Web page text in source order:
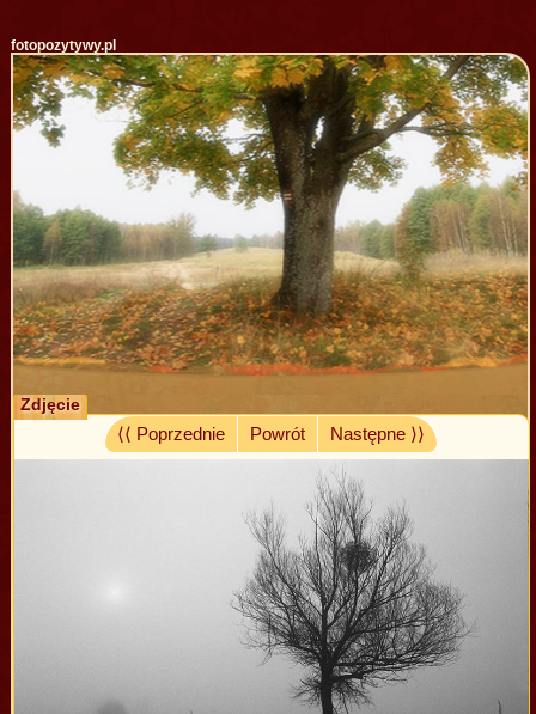
fotopozytywy.pl
Zdjęcie
⟨⟨ Poprzednie
Powrót Następne ⟩⟩